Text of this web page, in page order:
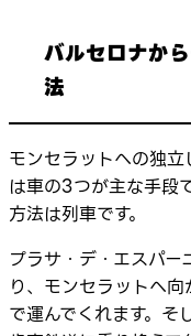
バルセロナか
法
モンセラットへの独
は車の3つが主な手段
方法は列車です。
プラサ・デ・エスパ
り、モンセラットへ
で運んでくれます。そ